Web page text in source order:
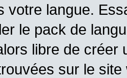
votre langue.
le pack de
libre de créer
sur le